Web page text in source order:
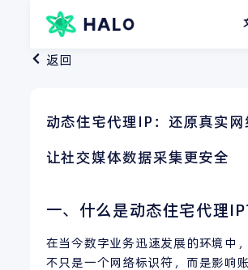
返回
动态住宅代理IP：还原真实网
让社交媒体数据采集更安全
一、什么是动态住宅代理IP
在当今数字业务迅速发展的环境中，
不只是一个网络标识符，而是影响